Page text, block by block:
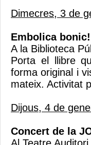
Dimecres, 3 de
Embolica
A la Biblioteca
Porta el llibre
forma original i
mateix. Activitat
Dijous, 4 de
Concert de la